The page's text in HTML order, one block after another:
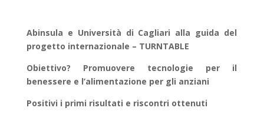
Abinsula e Università di Cagliari alla guida del
progetto internazionale – TURNTABLE
Obiettivo? Promuovere tecnologie per il
benessere e l’alimentazione per gli anziani
Positivi i primi risultati e riscontri ottenuti